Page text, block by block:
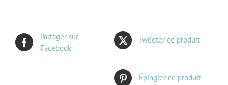
Partager sur
Facebook
Tweeter ce produit
Épingler ce produit